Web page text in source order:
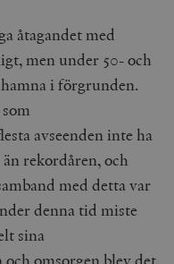
åtagandet med
men under 50- och
i förgrunden.
avseenden inte ha
rekordåren, och
med detta var
denna tid miste
sina